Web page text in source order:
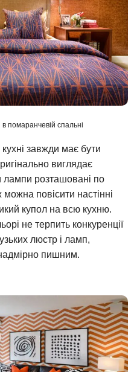
в помаранчевій спальні
завжди має бути
виглядає
лампи розташовані по
можна повісити настінні
купол на всю кухню.
не терпить конкуренції
люстр і ламп,
пишним.